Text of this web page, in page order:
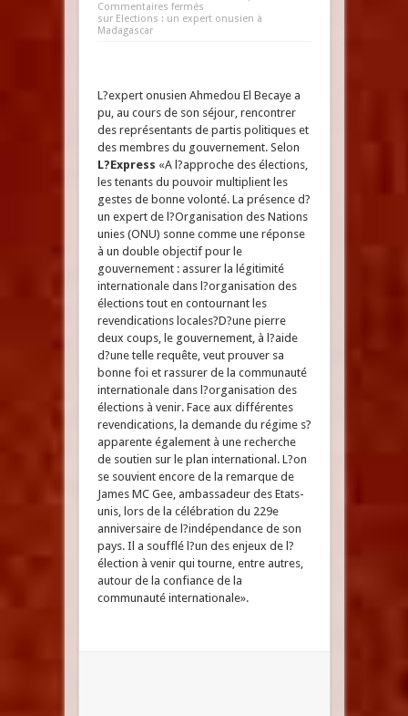
Commentaires fermés
sur Elections : un expert onusien à
Madagascar
L?expert onusien Ahmedou El Becaye a
pu, au cours de son séjour, rencontrer
des représentants de partis politiques et
des membres du gouvernement. Selon
L?Express «A l?approche des élections,
les tenants du pouvoir multiplient les
gestes de bonne volonté. La présence d?
un expert de l?Organisation des Nations
unies (ONU) sonne comme une réponse
à un double objectif pour le
gouvernement : assurer la légitimité
internationale dans l?organisation des
élections tout en contournant les
revendications locales?D?une pierre
deux coups, le gouvernement, à l?aide
d?une telle requête, veut prouver sa
bonne foi et rassurer de la communauté
internationale dans l?organisation des
élections à venir. Face aux différentes
revendications, la demande du régime s?
apparente également à une recherche
de soutien sur le plan international. L?on
se souvient encore de la remarque de
James MC Gee, ambassadeur des Etats-
unis, lors de la célébration du 229e
anniversaire de l?indépendance de son
pays. Il a soufflé l?un des enjeux de l?
élection à venir qui tourne, entre autres,
autour de la confiance de la
communauté internationale».